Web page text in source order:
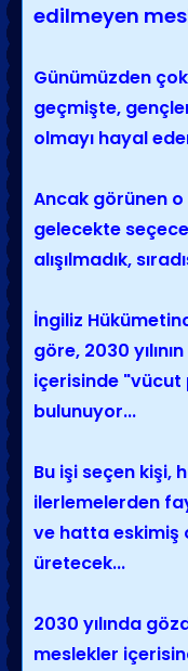
edilmeyen
Günümüzden
geçmişte,
olmayı hayal
Ancak görünen o
gelecekte
alışılmadık,
İngiliz
göre, 2030
içerisinde "vücut
bulunuyor...
Bu işi seçen kişi,
ilerlemelerden
ve hatta eskimiş
üretecek...
2030 yılında
meslekler